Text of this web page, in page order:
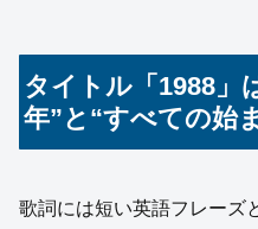
タイトル「1988」
年”と“すべての始
歌詞には短い英語フレーズ